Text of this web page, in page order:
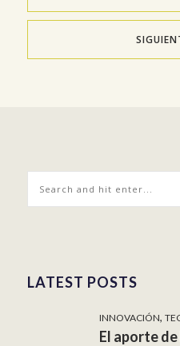
LATEST POSTS
INNOVACIÓN,
El aporte